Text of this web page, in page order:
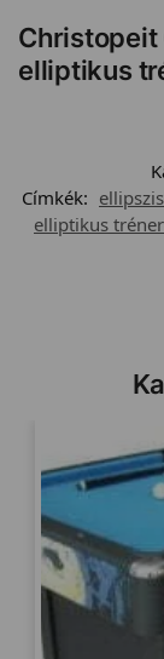
Christopeit
elliptikus
Címkék:
elliptikus